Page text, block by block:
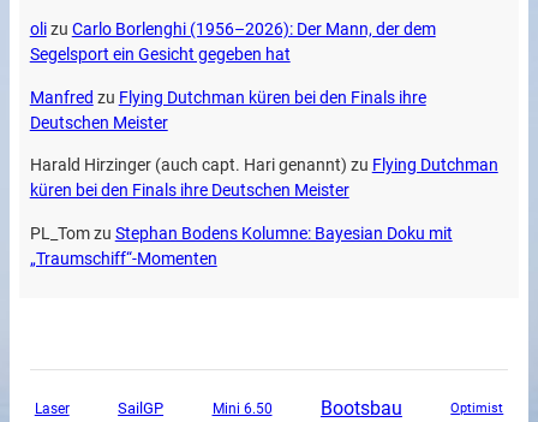
olizu Carlo Borlenghi (1956–2026): Der Mann, der dem
Segelsport ein Gesicht gegeben hat
Manfred zu Flying Dutchman küren bei den Finals ihre
Deutschen Meister
Harald Hirzinger (auch capt. Hari genannt) zu Flying Dutchman
küren bei den Finals ihre Deutschen Meister
PL_Tomzu Stephan Bodens Kolumne: Bayesian Doku mit
„Traumschiff“-Momenten
Laser SailGP Mini 6.50 Bootsbau Optimist